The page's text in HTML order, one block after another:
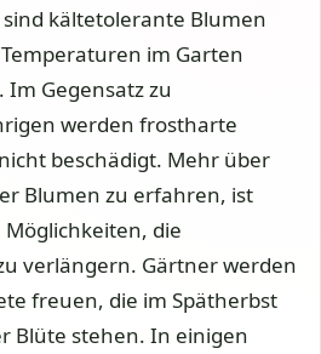
kältetolerante Blumen
im Garten
Gegensatz zu
werden frostharte
beschädigt. Mehr über
Blumen zu erfahren, ist
die
verlängern. Gärtner werden
freuen, die im Spätherbst
Blüte stehen. In einigen